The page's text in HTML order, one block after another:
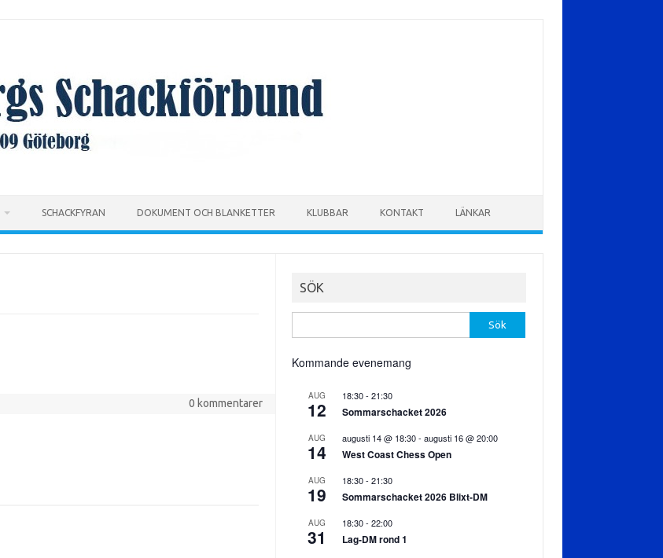
SCHACKFYRAN DOKUMENT OCH BLANKETTER KLUBBAR KONTAKT LÄNKAR
0 kommentarer
SÖK
efter:
Kommande evenemang
AUG
12
18:30-21:30
Sommarschacket 2026
AUG
14
augusti 14 @ 18:30-augusti 16 @ 20:00
West Coast Chess Open
AUG
19
18:30-21:30
Sommarschacket 2026 Blixt-DM
AUG
31
18:30-22:00
Lag-DM rond 1